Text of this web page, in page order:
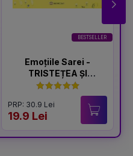
BESTSELLER
Emoțiile Sarei -
TRISTEȚEA ȘI
BUCURIA
PRP: 30.9 Lei
19.9 Lei